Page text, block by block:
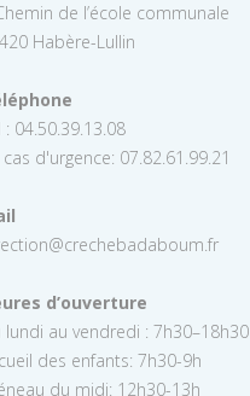
de l’école communale
Habère-Lullin
: 04.50.39.13.08
cas d'urgence: 07.82.61.99.21
d’ouverture
lundi au vendredi : 7h30–18h30
des enfants: 7h30-9h
du midi: 12h30-13h